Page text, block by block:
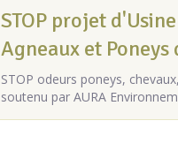
STOP projet
Agneaux et
STOP odeurs poneys,
soutenu par AURA